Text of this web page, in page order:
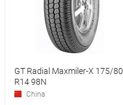
GT Radial Maxmiler-X 175/80
R14 98N
China